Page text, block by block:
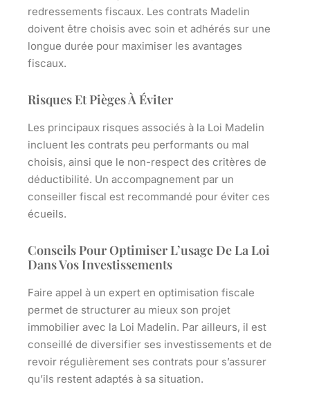
redressements fiscaux. Les contrats Madelin
doivent être choisis avec soin et adhérés sur une
longue durée pour maximiser les avantages
fiscaux.
Risques Et Pièges À Éviter
Les principaux risques associés à la Loi Madelin
incluent les contrats peu performants ou mal
choisis, ainsi que le non-respect des critères de
déductibilité. Un accompagnement par un
conseiller fiscal est recommandé pour éviter ces
écueils.
Conseils Pour Optimiser L’usage De La Loi
Dans Vos Investissements
Faire appel à un expert en optimisation fiscale
permet de structurer au mieux son projet
immobilier avec la Loi Madelin. Par ailleurs, il est
conseillé de diversifier ses investissements et de
revoir régulièrement ses contrats pour s’assurer
qu’ils restent adaptés à sa situation.